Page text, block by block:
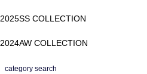
2025SS COLLECTION
2024AW COLLECTION
category search